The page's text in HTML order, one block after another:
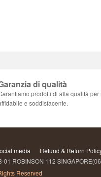
di qualità
prodotti di alta qualità
e soddisfacente.
media Refund & Return
01 ROBINSON 112
Reserved